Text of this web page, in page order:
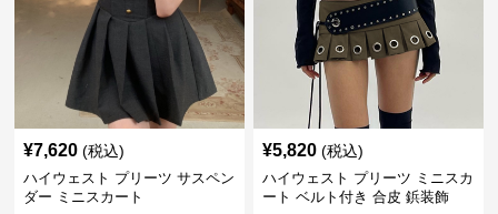
¥7,620 (税込)
ハイウェスト プリーツ サスペン
ダー ミニスカート
¥5,820 (税込)
ハイウェスト プリーツ ミニスカ
ート ベルト付き 合皮 鋲装飾